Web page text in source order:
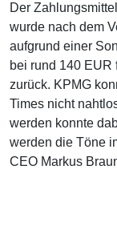
Der
wurde nach dem
aufgrund einer
bei rund 140 EUR
zurück. KPMG
Times nicht
werden konnte
werden die Töne
CEO Markus